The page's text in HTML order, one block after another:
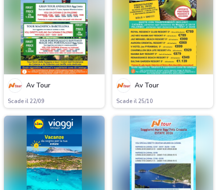
Av Tour
Scade il 22/09
Av Tour
Scade il 25/10